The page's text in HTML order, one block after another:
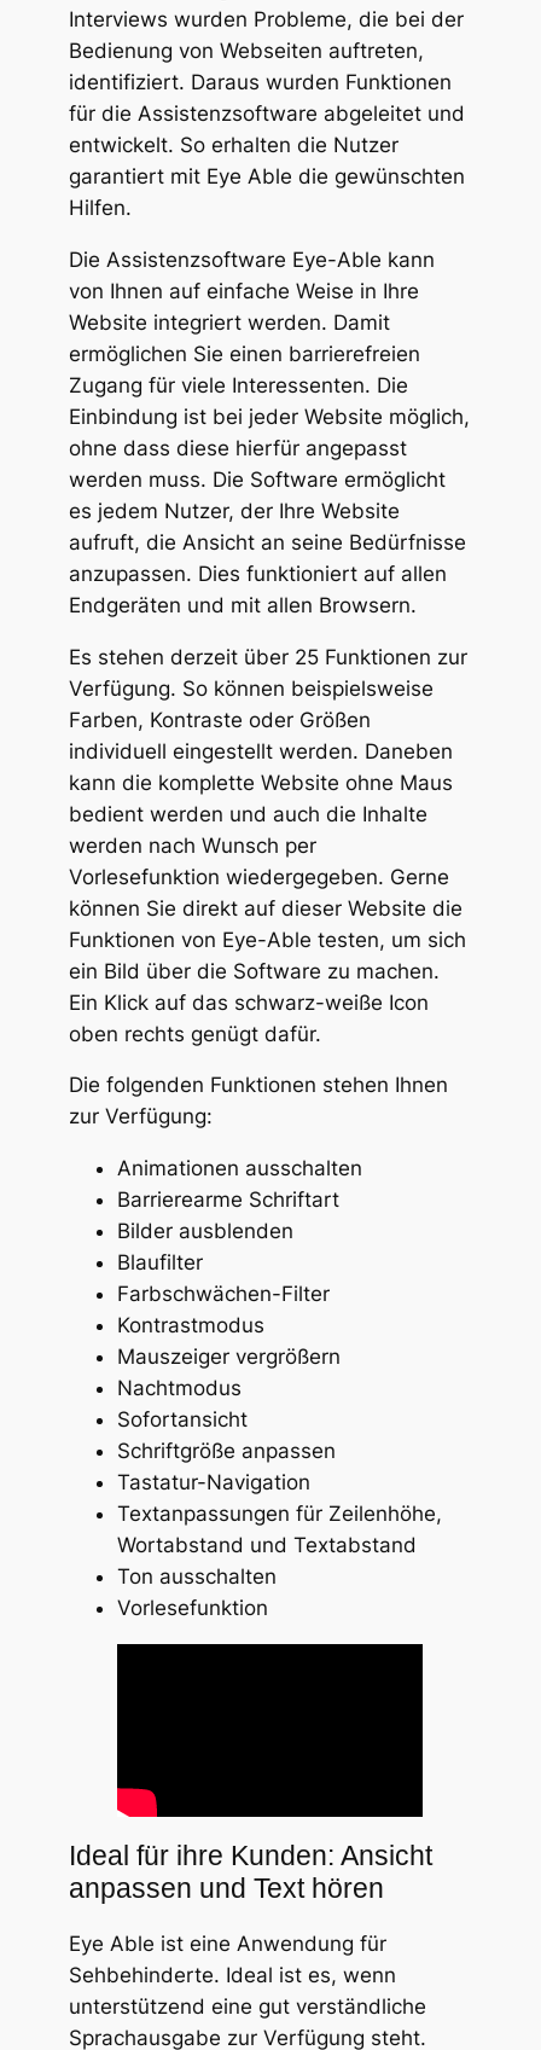
Interviews wurden Probleme, die bei der
Bedienung von Webseiten auftreten,
identifiziert. Daraus wurden Funktionen
für die Assistenzsoftware abgeleitet und
entwickelt. So erhalten die Nutzer
garantiert mit Eye Able die gewünschten
Hilfen.
Die Assistenzsoftware Eye-Able kann
von Ihnen auf einfache Weise in Ihre
Website integriert werden. Damit
ermöglichen Sie einen barrierefreien
Zugang für viele Interessenten. Die
Einbindung ist bei jeder Website möglich,
ohne dass diese hierfür angepasst
werden muss. Die Software ermöglicht
es jedem Nutzer, der Ihre Website
aufruft, die Ansicht an seine Bedürfnisse
anzupassen. Dies funktioniert auf allen
Endgeräten und mit allen Browsern.
Es stehen derzeit über 25 Funktionen zur
Verfügung. So können beispielsweise
Farben, Kontraste oder Größen
individuell eingestellt werden. Daneben
kann die komplette Website ohne Maus
bedient werden und auch die Inhalte
werden nach Wunsch per
Vorlesefunktion wiedergegeben. Gerne
können Sie direkt auf dieser Website die
Funktionen von Eye-Able testen, um sich
ein Bild über die Software zu machen.
Ein Klick auf das schwarz-weiße Icon
oben rechts genügt dafür.
Die folgenden Funktionen stehen Ihnen
zur Verfügung:
Animationen ausschalten
Barrierearme Schriftart
Bilder ausblenden
Blaufilter
Farbschwächen-Filter
Kontrastmodus
Mauszeiger vergrößern
Nachtmodus
Sofortansicht
Schriftgröße anpassen
Tastatur-Navigation
Textanpassungen für Zeilenhöhe,
Wortabstand und Textabstand
Ton ausschalten
Vorlesefunktion
Ideal für ihre Kunden: Ansicht
anpassen und Text hören
Eye Able ist eine Anwendung für
Sehbehinderte. Ideal ist es, wenn
unterstützend eine gut verständliche
Sprachausgabe zur Verfügung steht.